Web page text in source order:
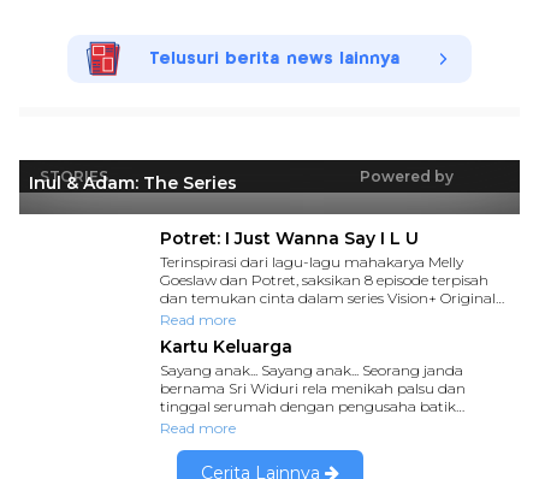
Telusuri berita news lainnya